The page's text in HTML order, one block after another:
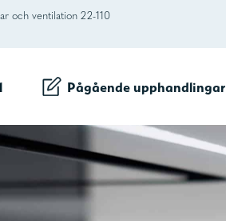
och ventilation 22-110
Pågående upphandlingar